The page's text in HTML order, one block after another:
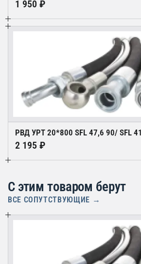
1 950 ₽
РВД УРТ 20*800 SFL 47,6 90/ SFL
2 195 ₽
С этим товаром берут
ВСЕ СОПУТСТВУЮЩИЕ →